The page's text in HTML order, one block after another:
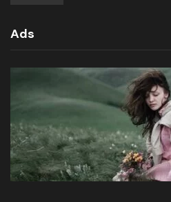
Ads